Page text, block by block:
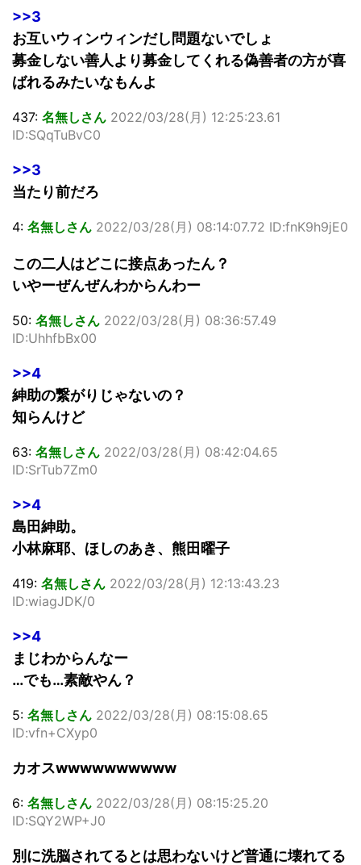
>>3
お互いウィンウィンだし問題ないでしょ
募金しない善人より募金してくれる偽善者の方が喜
ばれるみたいなもんよ
437: 名無しさん 2022/03/28(月) 12:25:23.61
ID:SQqTuBvC0
>>3
当たり前だろ
4: 名無しさん 2022/03/28(月) 08:14:07.72 ID:fnK9h9jE0
この二人はどこに接点あったん？
いやーぜんぜんわからんわー
50: 名無しさん 2022/03/28(月) 08:36:57.49
ID:UhhfbBx00
>>4
紳助の繋がりじゃないの？
知らんけど
63: 名無しさん 2022/03/28(月) 08:42:04.65
ID:SrTub7Zm0
>>4
島田紳助。
小林麻耶、ほしのあき、熊田曜子
419: 名無しさん 2022/03/28(月) 12:13:43.23
ID:wiagJDK/0
>>4
まじわからんなー
…でも…素敵やん？
5: 名無しさん 2022/03/28(月) 08:15:08.65
ID:vfn+CXyp0
カオスwwwwwwwwww
6: 名無しさん 2022/03/28(月) 08:15:25.20
ID:SQY2WP+J0
別に洗脳されてるとは思わないけど普通に壊れてる